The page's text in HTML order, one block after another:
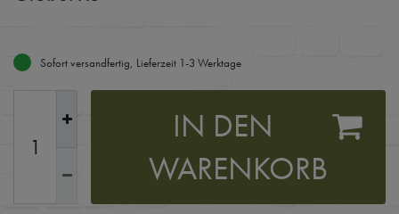
Sofort versandfertig, Lieferzeit 1-3 Werktage
IN DEN
WARENKORB